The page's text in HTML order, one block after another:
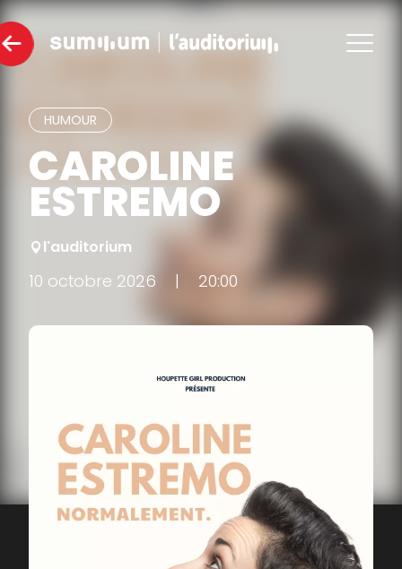
HUMOUR
CAROLINE
ESTREMO
l'auditorium
10 octobre 2026 | 20:00